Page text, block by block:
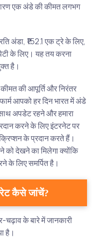
एक अंडे की कीमत लगभग
अंडा, ₹152.1 एक ट्रे के लिए,
के लिए। यह तय करना
है।
की आपूर्ति और निरंतर
आपको हर दिन भारत में अंडे
अपडेट रहने और हमारा
करने के लिए इंटरनेट पर
के प्रदान करते हैं।
को देखने का मिलेगा क्योंकि
के लिए समर्पित है।
कैसे जांचें?
चढ़ाव के बारे में जानकारी
है।